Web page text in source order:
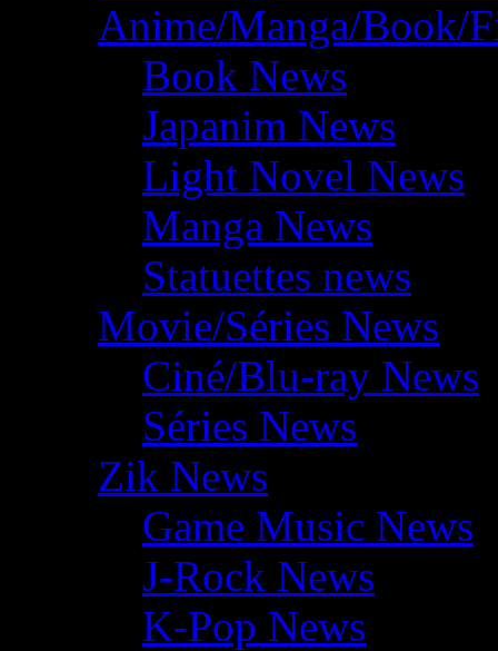
Anime/Manga/Book/
Book News
Japanim News
Light Novel News
Manga News
Statuettes news
Movie/Séries News
Ciné/Blu-ray News
Séries News
Zik News
Game Music News
J-Rock News
K-Pop News